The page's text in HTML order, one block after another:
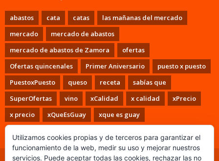
abastos cata catas
las mañanas del mercado
mercado
mercado de abastos
mercado de abastos de Zamora
ofertas
Ofertas quincenales
Primer Aniversario
puesto x puesto
PuestoxPuesto
queso receta
sabías que
SuperOfertas
vino xCalidad x calidad
xPrecio
x precio
xQueEsGuay xque es guay
Inicio PuestoxPuesto Puestos
Colaboradores
Utilizamos cookies propias y de terceros para garantizar el
funcionamiento de la web, medir su uso y mejorar nuestros
servicios. Puede aceptar todas las cookies, rechazar las no